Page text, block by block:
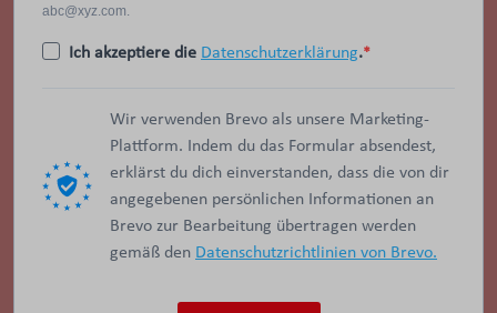
abc@xyz.com.
Ich akzeptiere die Datenschutzerklärung.
Wir verwenden Brevo als unsere Marketing-
Plattform. Indem du das Formular absendest,
erklärst du dich einverstanden, dass die von dir
angegebenen persönlichen Informationen an
Brevo zur Bearbeitung übertragen werden
gemäß den Datenschutzrichtlinien von Brevo.